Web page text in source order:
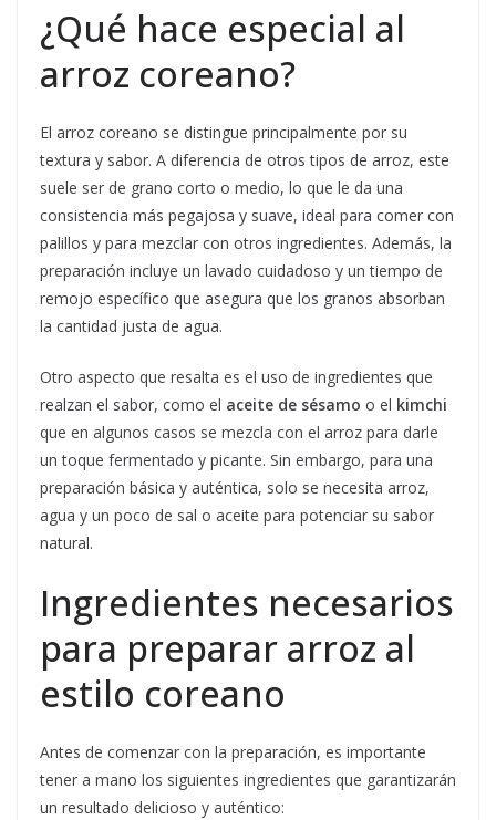
¿Qué hace especial al
arroz coreano?
El arroz coreano se distingue principalmente por su
textura y sabor. A diferencia de otros tipos de arroz, este
suele ser de grano corto o medio, lo que le da una
consistencia más pegajosa y suave, ideal para comer con
palillos y para mezclar con otros ingredientes. Además, la
preparación incluye un lavado cuidadoso y un tiempo de
remojo específico que asegura que los granos absorban
la cantidad justa de agua.
Otro aspecto que resalta es el uso de ingredientes que
realzan el sabor, como el aceite de sésamo o el kimchi
que en algunos casos se mezcla con el arroz para darle
un toque fermentado y picante. Sin embargo, para una
preparación básica y auténtica, solo se necesita arroz,
agua y un poco de sal o aceite para potenciar su sabor
natural.
Ingredientes necesarios
para preparar arroz al
estilo coreano
Antes de comenzar con la preparación, es importante
tener a mano los siguientes ingredientes que garantizarán
un resultado delicioso y auténtico: